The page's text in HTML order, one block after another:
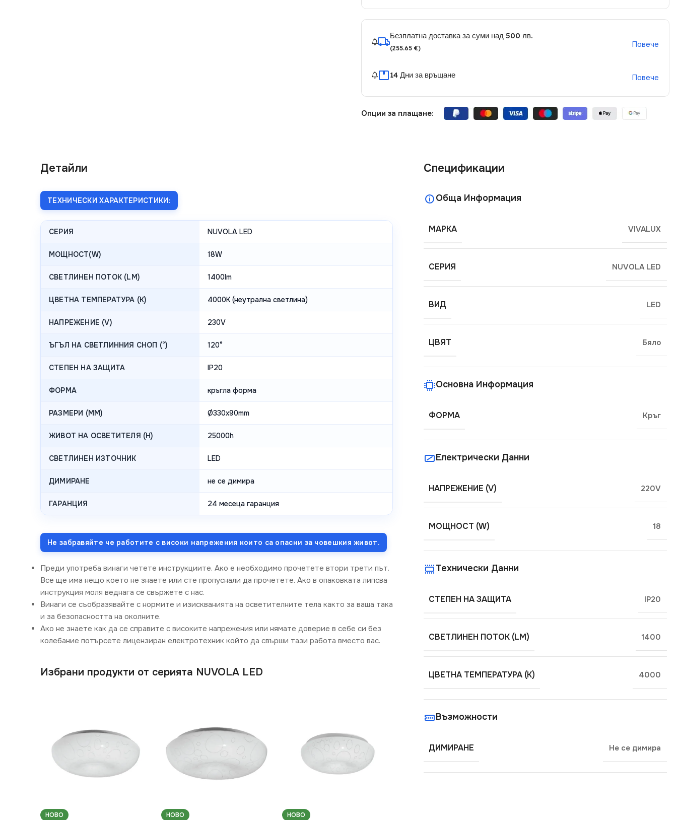
Безплатна доставка за суми над 500 лв.
(255.65 €) Повече
14 Дни за връщане Повече
Опции за плащане:
Детайли
ТЕХНИЧЕСКИ ХАРАКТЕРИСТИКИ:
СЕРИЯ NUVOLA LED
МОЩНОСТ(W) 18W
СВЕТЛИНЕН ПОТОК (LM) 1400lm
ЦВЕТНА ТЕМПЕРАТУРА (K) 4000K (неутрална светлина)
НАПРЕЖЕНИЕ (V) 230V
ЪГЪЛ НА СВЕТЛИННИЯ СНОП (°) 120°
СТЕПЕН НА ЗАЩИТА IP20
ФОРМА кръгла форма
РАЗМЕРИ (MM) Ø330x90mm
ЖИВОТ НА ОСВЕТИТЕЛЯ (H) 25000h
СВЕТЛИНЕН ИЗТОЧНИК LED
ДИМИРАНЕ не се димира
ГАРАНЦИЯ 24 месеца гаранция
Не забравяйте че работите с високи напрежения които са опасни за човешкия живот.
Преди употреба винаги четете инструкциите. Ако е необходимо прочетете втори трети път.
Все ще има нещо което не знаете или сте пропуснали да прочетете. Ако в опаковката липсва
инструкция моля веднага се свържете с нас.
Винаги се съобразявайте с нормите и изискванията на осветителните тела както за ваша така
и за безопасността на околните.
Ако не знаете как да се справите с високите напрежения или нямате доверие в себе си без
колебание потърсете лицензиран електротехник който да свърши тази работа вместо вас.
Избрани продукти от серията NUVOLA LED
НОВО НОВО НОВО
Спецификации
Обща Информация
МАРКА VIVALUX
СЕРИЯ NUVOLA LED
ВИД LED
ЦВЯТ Бяло
Основна Информация
ФОРМА Кръг
Електрически Данни
НАПРЕЖЕНИЕ (V) 220V
МОЩНОСТ (W) 18
Технически Данни
СТЕПЕН НА ЗАЩИТА IP20
СВЕТЛИНЕН ПОТОК (LM) 1400
ЦВЕТНА ТЕМПЕРАТУРА (K) 4000
Възможности
ДИМИРАНЕ Не се димира